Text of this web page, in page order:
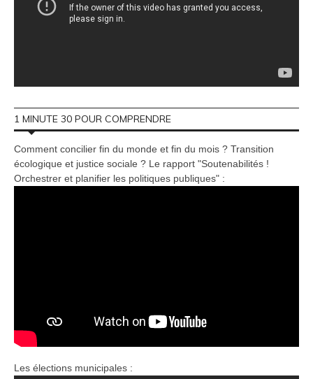
1 MINUTE 30 POUR COMPRENDRE
Comment concilier fin du monde et fin du mois ? Transition
écologique et justice sociale ? Le rapport "Soutenabilités !
Orchestrer et planifier les politiques publiques" :
Les élections municipales :